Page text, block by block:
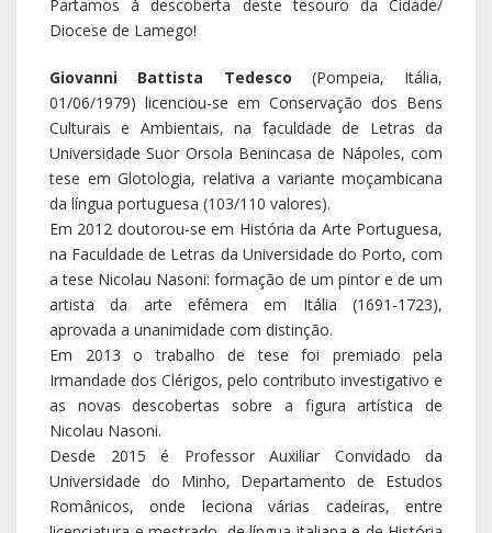
Partamos à descoberta deste tesouro da Cidade/
Diocese de Lamego!
Giovanni Battista Tedesco (Pompeia, Itália,
01/06/1979) licenciou-se em Conservação dos Bens
Culturais e Ambientais, na faculdade de Letras da
Universidade Suor Orsola Benincasa de Nápoles, com
tese em Glotologia, relativa a variante moçambicana
da língua portuguesa (103/110 valores).
Em 2012 doutorou-se em História da Arte Portuguesa,
na Faculdade de Letras da Universidade do Porto, com
a tese Nicolau Nasoni: formação de um pintor e de um
artista da arte efémera em Itália (1691-1723),
aprovada a unanimidade com distinção.
Em 2013 o trabalho de tese foi premiado pela
Irmandade dos Clérigos, pelo contributo investigativo e
as novas descobertas sobre a figura artística de
Nicolau Nasoni.
Desde 2015 é Professor Auxiliar Convidado da
Universidade do Minho, Departamento de Estudos
Românicos, onde leciona várias cadeiras, entre